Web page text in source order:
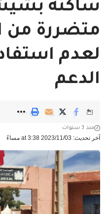
ساكنة
متضررة من
لعدم
الدعم
آخر تحديث: 2023/11/03 at 3:38 مساءً
منذ 3 سنوات